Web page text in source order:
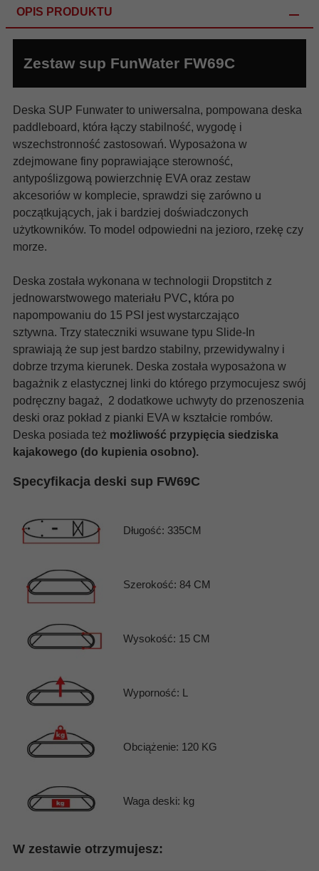
OPIS PRODUKTU
Zestaw sup FunWater FW69C
Deska SUP Funwater to uniwersalna, pompowana deska
paddleboard, która łączy stabilność, wygodę i
wszechstronność zastosowań. Wyposażona w
zdejmowane finy poprawiające sterowność,
antypoślizgową powierzchnię EVA oraz zestaw
akcesoriów w komplecie, sprawdzi się zarówno u
początkujących, jak i bardziej doświadczonych
użytkowników. To model odpowiedni na jezioro, rzekę czy
morze.
Deska została wykonana w technologii Dropstitch z
jednowarstwowego materiału PVC, która po
napompowaniu do 15 PSI jest wystarczająco
sztywna. Trzy stateczniki wsuwane typu Slide-In
sprawiają że sup jest bardzo stabilny, przewidywalny i
dobrze trzyma kierunek. Deska została wyposażona w
bagażnik z elastycznej linki do którego przymocujesz swój
podręczny bagaż, 2 dodatkowe uchwyty do przenoszenia
deski oraz pokład z pianki EVA w kształcie rombów.
Deska posiada też możliwość przypięcia siedziska
kajakowego (do kupienia osobno).
Specyfikacja deski sup FW69C
Długość: 335CM
Szerokość: 84 CM
Wysokość: 15 CM
Wyporność: L
Obciążenie: 120 KG
Waga deski: kg
W zestawie otrzymujesz: